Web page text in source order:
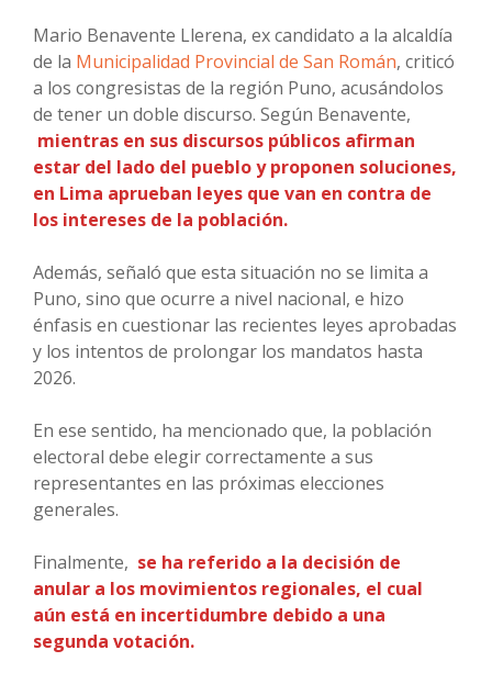
Mario Benavente Llerena, ex candidato a la alcaldía
de la Municipalidad Provincial de San Román, criticó
a los congresistas de la región Puno, acusándolos
de tener un doble discurso. Según Benavente,
mientras en sus discursos públicos afirman
estar del lado del pueblo y proponen soluciones,
en Lima aprueban leyes que van en contra de
los intereses de la población.
Además, señaló que esta situación no se limita a
Puno, sino que ocurre a nivel nacional, e hizo
énfasis en cuestionar las recientes leyes aprobadas
y los intentos de prolongar los mandatos hasta
2026.
En ese sentido, ha mencionado que, la población
electoral debe elegir correctamente a sus
representantes en las próximas elecciones
generales.
Finalmente, se ha referido a la decisión de
anular a los movimientos regionales, el cual
aún está en incertidumbre debido a una
segunda votación.